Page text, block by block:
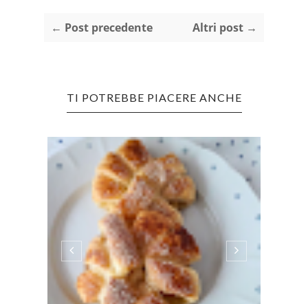
← Post precedente Altri post →
TI POTREBBE PIACERE ANCHE